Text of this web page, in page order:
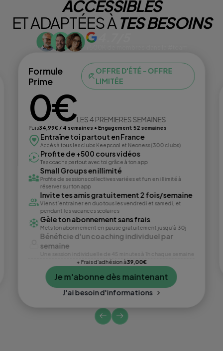
ACCESSIBLES
ET ADAPTÉES ÀTES BESOINS
Formule
Prime
OFFRE D'ÉTÉ - OFFRE
LIMITÉE
0€LES 4 PREMIERES SEMAINES
Puis34,99€ / 4 semaines • Engagement 52 semaines
Entraîne toi partout en France
Accès à tous les clubs Keepcool et Neoness (300 clubs)
Profite de +500 cours vidéos
Tes coachs partout avec toi grâce à ton app
Small Groups en illimité
Profite de sessions collectives variées et fun en illimité à
réserver sur ton app
Invite tes amis gratuitement 2 fois/semaine
Viens t’entrainer en duo tous les vendredi et samedi, et
pendant les vacances scolaires
Gèle ton abonnement sans frais
Mets ton abonnement en pause gratuitement jusqu’à 30j
Bénéficie d'un coaching individuel par
semaine
Une session individuelle de 45 minutes à 1h chaque semaine
+ Frais d'adhésion à39,00€
Je m'abonne dès maintenant
J'ai besoin d'informations